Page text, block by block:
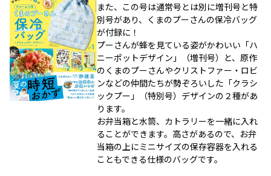
また、この号は通常号とは別に増刊号と特
別号があり、くまのプーさんの保冷バッグ
が付録に！
プーさんが蜂を見ている姿がかわいい「ハ
ニーポットデザイン」（増刊号）と、原作
のくまのプーさんやクリストファー・ロビ
ンなどの仲間たちが勢ぞろいした「クラシ
ックプー」（特別号）デザインの２種があ
ります。
お弁当箱と水筒、カトラリーを一緒に入れ
ることができます。高さがあるので、お弁
当箱の上にミニサイズの保存容器を入れる
こともできる仕様のバッグです。